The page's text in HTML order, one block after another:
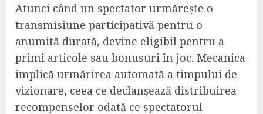
Atunci când un spectator urmărește o
transmisiune participativă pentru o
anumită durată, devine eligibil pentru a
primi articole sau bonusuri în joc. Mecanica
implică urmărirea automată a timpului de
vizionare, ceea ce declanșează distribuirea
recompenselor odată ce spectatorul